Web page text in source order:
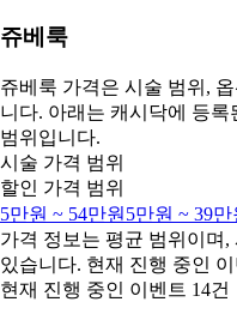
💛수면 리쥬란 33💛
할인 전 가격55만원
40 %33만원
4.9평점 4.9점 (5점 만
(88)
이벤트 전체 보기
쥬베룩